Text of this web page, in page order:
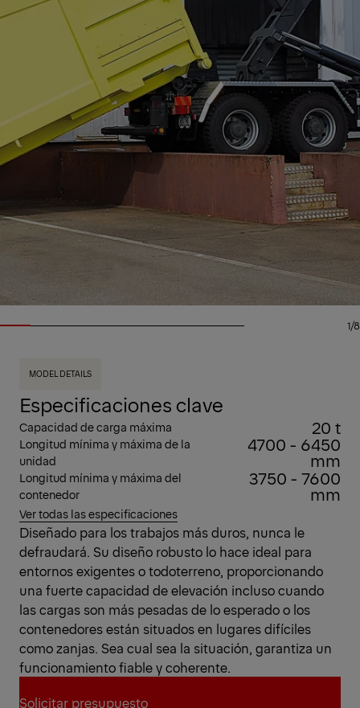
1/8
MODEL DETAILS
Especificaciones clave
Capacidad de carga máxima 20 t
Longitud mínima y máxima de la
unidad
4700 - 6450
mm
Longitud mínima y máxima del
contenedor
3750 - 7600
mm
Ver todas las especificaciones
Diseñado para los trabajos más duros, nunca le
defraudará. Su diseño robusto lo hace ideal para
entornos exigentes o todoterreno, proporcionando
una fuerte capacidad de elevación incluso cuando
las cargas son más pesadas de lo esperado o los
contenedores están situados en lugares difíciles
como zanjas. Sea cual sea la situación, garantiza un
funcionamiento fiable y coherente.
Solicitar presupuesto